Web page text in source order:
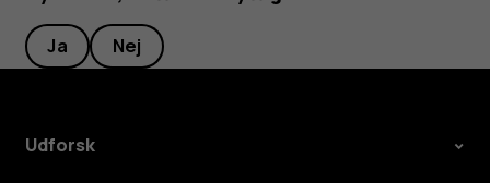
Ja Nej
Udforsk